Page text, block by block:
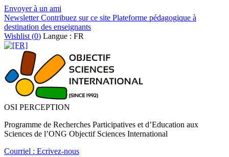
Envoyer à un ami
NewsletterContribuez sur ce site Plateforme pédagogique à
destination des enseignants
Wishlist (0) Langue : FR
OSI PERCEPTION
Programme de Recherches Participatives et d’Education aux
Sciences de l’ONG Objectif Sciences International
Courriel : Ecrivez-nous